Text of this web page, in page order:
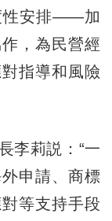
性安排——加
，為民營經
指導和風險
莉説：“一
申請、商標
等支持手段